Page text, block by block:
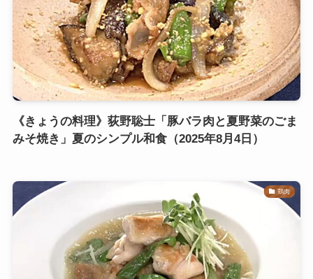
《きょうの料理》荻野聡士「豚バラ肉と夏野菜のごま
みそ焼き」夏のシンプル和食（2025年8月4日）
鶏肉